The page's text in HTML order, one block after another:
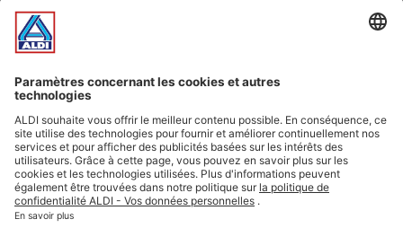
Offres
Infos essentielles
Suivez ALDI Belgique